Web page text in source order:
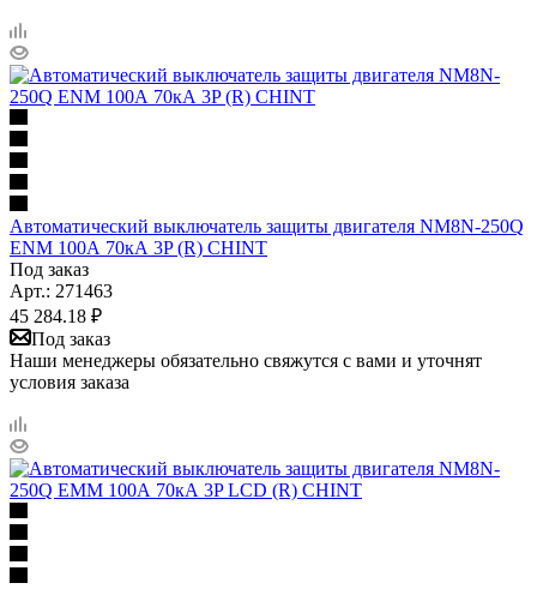
Автоматический выключатель защиты двигателя NM8N-250Q
ENM 100А 70кА 3P (R) CHINT
Под заказ
Арт.: 271463
45 284.18 ₽
Под заказ
Наши менеджеры обязательно свяжутся с вами и уточнят
условия заказа